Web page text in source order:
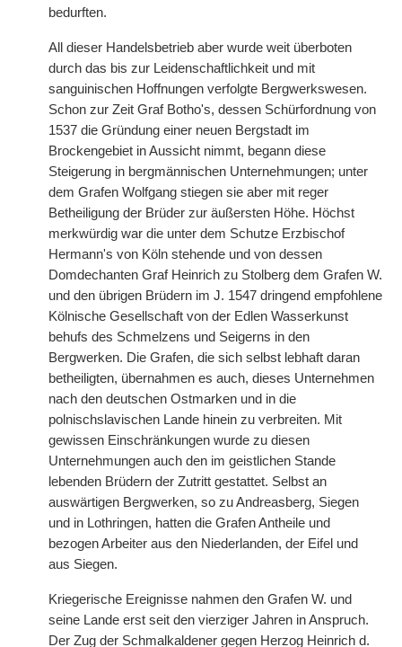
bedurften.
All dieser Handelsbetrieb aber wurde weit überboten
durch das bis zur Leidenschaftlichkeit und mit
sanguinischen Hoffnungen verfolgte Bergwerkswesen.
Schon zur Zeit Graf Botho's, dessen Schürfordnung von
1537 die Gründung einer neuen Bergstadt im
Brockengebiet in Aussicht nimmt, begann diese
Steigerung in bergmännischen Unternehmungen; unter
dem Grafen Wolfgang stiegen sie aber mit reger
Betheiligung der Brüder zur äußersten Höhe. Höchst
merkwürdig war die unter dem Schutze Erzbischof
Hermann's von Köln stehende und von dessen
Domdechanten Graf Heinrich zu Stolberg dem Grafen W.
und den übrigen Brüdern im J. 1547 dringend empfohlene
Kölnische Gesellschaft von der Edlen Wasserkunst
behufs des Schmelzens und Seigerns in den
Bergwerken. Die Grafen, die sich selbst lebhaft daran
betheiligten, übernahmen es auch, dieses Unternehmen
nach den deutschen Ostmarken und in die
polnischslavischen Lande hinein zu verbreiten. Mit
gewissen Einschränkungen wurde zu diesen
Unternehmungen auch den im geistlichen Stande
lebenden Brüdern der Zutritt gestattet. Selbst an
auswärtigen Bergwerken, so zu Andreasberg, Siegen
und in Lothringen, hatten die Grafen Antheile und
bezogen Arbeiter aus den Niederlanden, der Eifel und
aus Siegen.
Kriegerische Ereignisse nahmen den Grafen W. und
seine Lande erst seit den vierziger Jahren in Anspruch.
Der Zug der Schmalkaldener gegen Herzog Heinrich d.